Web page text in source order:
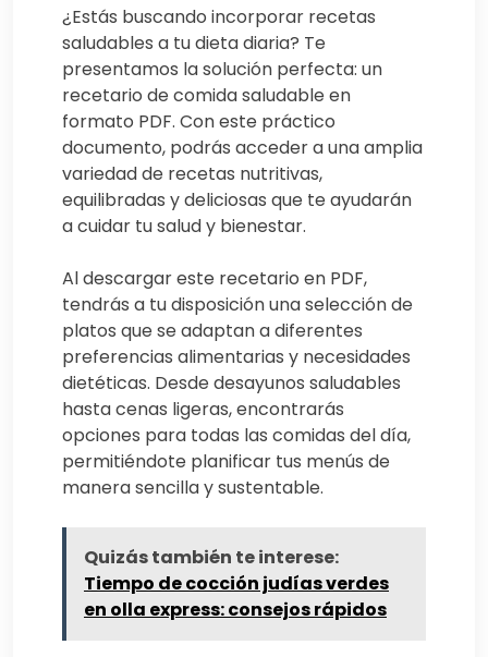
¿Estás buscando incorporar recetas
saludables a tu dieta diaria? Te
presentamos la solución perfecta: un
recetario de comida saludable en
formato PDF. Con este práctico
documento, podrás acceder a una amplia
variedad de recetas nutritivas,
equilibradas y deliciosas que te ayudarán
a cuidar tu salud y bienestar.
Al descargar este recetario en PDF,
tendrás a tu disposición una selección de
platos que se adaptan a diferentes
preferencias alimentarias y necesidades
dietéticas. Desde desayunos saludables
hasta cenas ligeras, encontrarás
opciones para todas las comidas del día,
permitiéndote planificar tus menús de
manera sencilla y sustentable.
Quizás también te interese:
Tiempo de cocción judías verdes
en olla express: consejos rápidos